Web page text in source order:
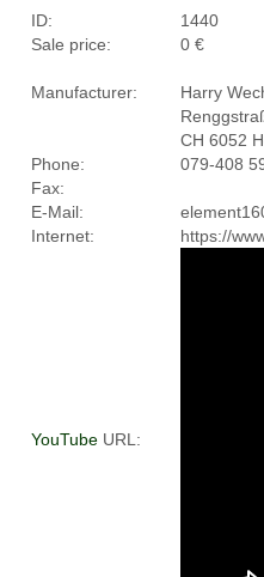
ID:
1440
Sale price:
0 €
Manufacturer:
Harry
CH 6052
Phone:
079-408
Fax:
E-Mail:
Internet:
https://
YouTubeURL: